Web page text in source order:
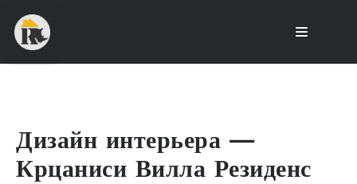
Дизайн интерьера —
Крцаниси Вилла Резиденс